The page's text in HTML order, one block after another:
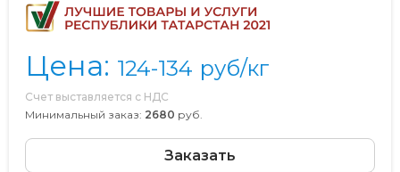
Цена: 124-134 руб/кг
Счет выставляется с НДС
Минимальный заказ: 2680 руб.
Заказать